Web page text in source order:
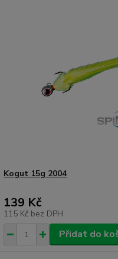
Kogut 15g 2004
139 Kč
115 Kč bez DPH
Přidat do